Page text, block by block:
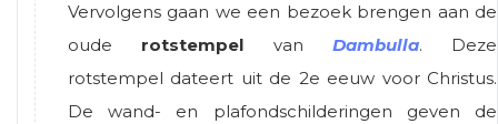
Vervolgens gaan we een bezoek brengen aan de
oude rotstempel van Dambulla. Deze
rotstempel dateert uit de 2e eeuw voor Christus.
De wand- en plafondschilderingen geven de